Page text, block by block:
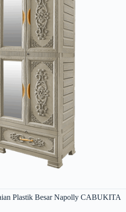
Plastik Besar Napolly CABUKITA